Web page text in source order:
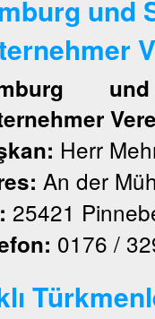
und
und
Herr
An der
25421
0176 /